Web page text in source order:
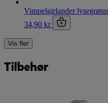
Vimpelgirlander lysegrønn
34,90 kr
Vis fler
Tilbehør